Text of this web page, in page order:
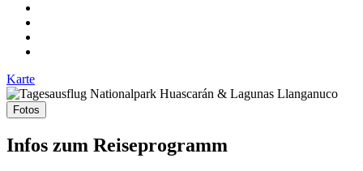
Karte
Fotos
Infos zum Reiseprogramm